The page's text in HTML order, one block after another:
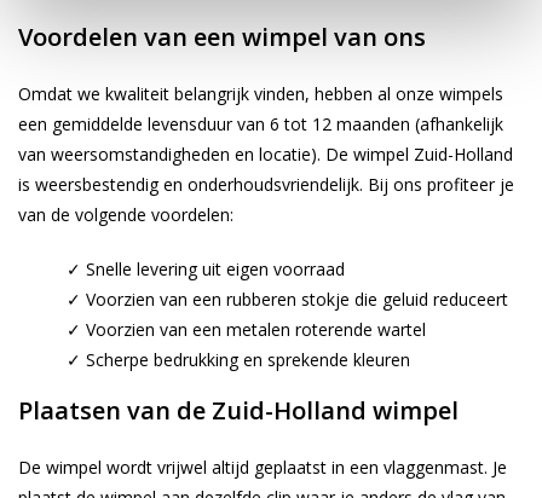
Voordelen van een wimpel van ons
Omdat we kwaliteit belangrijk vinden, hebben al onze wimpels
een gemiddelde levensduur van 6 tot 12 maanden (afhankelijk
van weersomstandigheden en locatie). De wimpel Zuid-Holland
is weersbestendig en onderhoudsvriendelijk. Bij ons profiteer je
van de volgende voordelen:
✓ Snelle levering uit eigen voorraad
✓ Voorzien van een rubberen stokje die geluid reduceert
✓ Voorzien van een metalen roterende wartel
✓ Scherpe bedrukking en sprekende kleuren
Plaatsen van de Zuid-Holland wimpel
De wimpel wordt vrijwel altijd geplaatst in een vlaggenmast. Je